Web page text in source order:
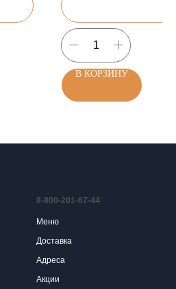
В КОРЗИНУ
8-800-201-67-44
Меню
Доставка
Адреса
Акции